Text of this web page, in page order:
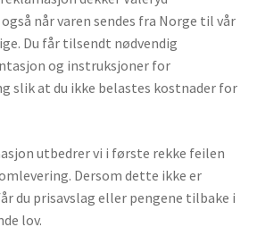
når varen sendes fra Norge til vår
Du får tilsendt nødvendig
og instruksjoner for
slik at du ikke belastes kostnader for
utbedrer vi i første rekke feilen
Dersom dette ikke er
du prisavslag eller pengene tilbake i
lov.